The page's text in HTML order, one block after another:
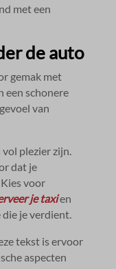
met een
de auto
gemak met
een schonere
van
plezier zijn.​
dat je
voor
je taxien
je verdient.​
tekst is ervoor
aspecten